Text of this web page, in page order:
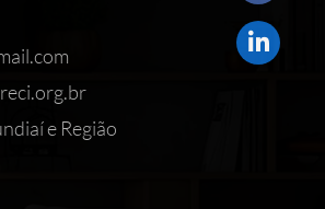
e Região